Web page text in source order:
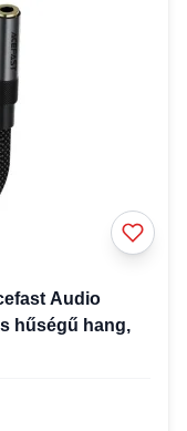
Audio
hűségű hang,